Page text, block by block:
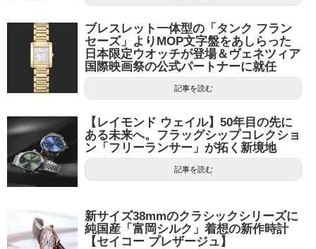
ブレスレット一体型の「タンク フラン
セーズ」よりMOP文字盤をあしらった
日本限定ウオッチが登場＆ヴェネツィア
国際映画祭の公式パートナーに就任
記事を読む
【レイモンド ウェイル】50年目の先に
ある未来へ。フラッグシップコレクショ
ン「フリーランサー」が拓く新境地
記事を読む
新サイズ38mmのクラシックシリーズに
純国産「富岡シルク」着想の新作時計
【セイコー プレザージュ】